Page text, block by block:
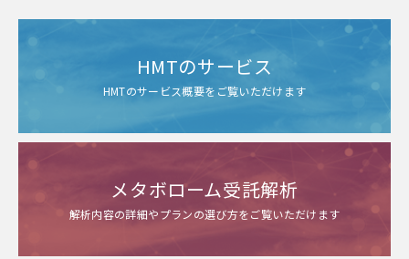
HMTのサービス
HMTのサービス概要をご覧いただけます
メタボローム受託解析
解析内容の詳細やプランの選び方をご覧いただけます